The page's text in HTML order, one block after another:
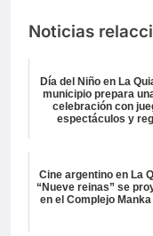
Noticias
Día del Niño en La
municipio prepara
celebración con
espectáculos y
Cine argentino en La
“Nueve reinas” se
en el Complejo